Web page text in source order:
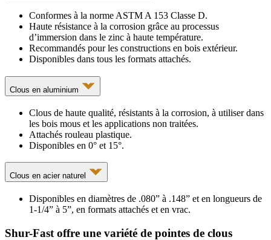
Conformes à la norme ASTM A 153 Classe D.
Haute résistance à la corrosion grâce au processus
d’immersion dans le zinc à haute température.
Recommandés pour les constructions en bois extérieur.
Disponibles dans tous les formats attachés.
Clous en aluminium
Clous de haute qualité, résistants à la corrosion, à utiliser dans
les bois mous et les applications non traitées.
Attachés rouleau plastique.
Disponibles en 0° et 15°.
Clous en acier naturel
Disponibles en diamètres de .080” à .148” et en longueurs de
1-1/4” à 5”, en formats attachés et en vrac.
Shur-Fast offre une variété de pointes de clous